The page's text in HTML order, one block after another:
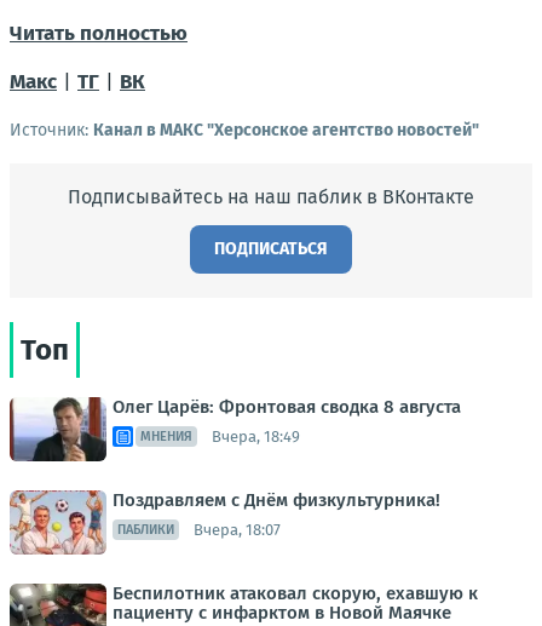
Читать полностью
Макс
ТГ ВК
Источник: Канал в МАКС "Херсонское агентство новостей"
Подписывайтесь на наш паблик в ВКонтакте
ПОДПИСАТЬСЯ
Топ
Олег Царёв: Фронтовая сводка 8 августа
МНЕНИЯ Вчера, 18:49
Поздравляем с Днём физкультурника!
ПАБЛИКИ Вчера, 18:07
Беспилотник атаковал скорую, ехавшую к
пациенту с инфарктом в Новой Маячке